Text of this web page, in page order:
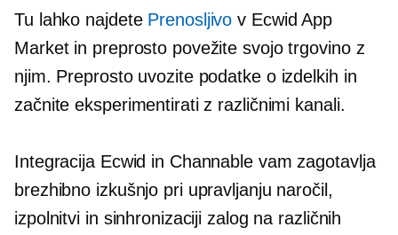
Tu lahko najdete Prenosljivo v Ecwid App
Market in preprosto povežite svojo trgovino z
njim. Preprosto uvozite podatke o izdelkih in
začnite eksperimentirati z različnimi kanali.
Integracija Ecwid in Channable vam zagotavlja
brezhibno izkušnjo pri upravljanju naročil,
izpolnitvi in sinhronizaciji zalog na različnih